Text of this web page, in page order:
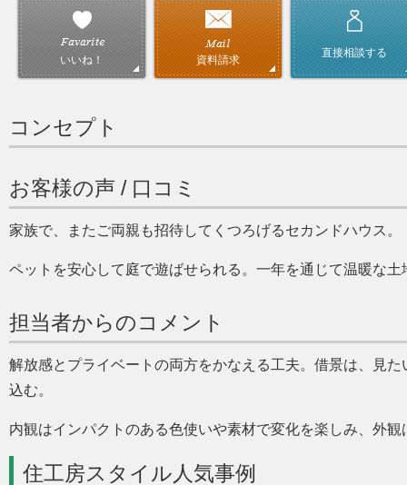
いいね！ 資料請求
直接相談する
コンセプト
お客様の声 / 口コミ
家族で、またご両親も招待してくつろげるセカンドハウス。
ペットを安心して庭で遊ばせられる。一年を通じて温暖な
担当者からのコメント
解放感とプライベートの両方をかなえる工夫。借景は、見
込む。
内観はインパクトのある色使いや素材で変化を楽しみ、外
住工房スタイル人気事例